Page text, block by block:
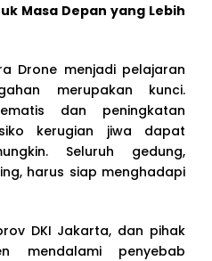
Masa Depan yang Lebih
Drone menjadi pelajaran
merupakan kunci.
dan peningkatan
kerugian jiwa dapat
Seluruh gedung,
harus siap menghadapi
DKI Jakarta, dan pihak
mendalami penyebab